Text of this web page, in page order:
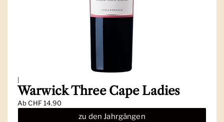
Warwick Three Cape Ladies
AbCHF 14.90
zu den Jahrgängen